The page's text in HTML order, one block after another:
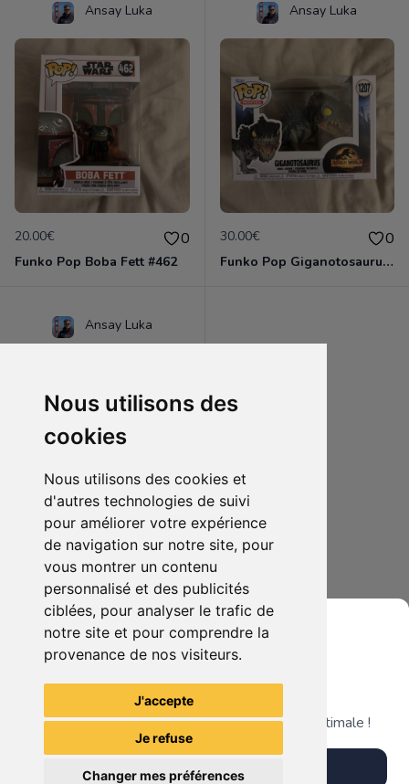
Nous utilisons des
cookies
Nous utilisons des cookies et
d'autres technologies de suivi
pour améliorer votre expérience
de navigation sur notre site, pour
vous montrer un contenu
personnalisé et des publicités
ciblées, pour analyser le trafic de
notre site et pour comprendre la
provenance de nos visiteurs.
J'accepte
Je refuse
Changer mes préférences
Ansay Luka
20.00€ 0
Funko Pop Boba Fett #462
Ansay Luka
30.00€ 0
Funko Pop Giganotosaurus #1207
Ansay Luka
45.00€ 0
Funko Pop Kyojuro Rengoku 9th form #1856
Voir tous les articles du vendeur
Grenier du Geek
Télécharge notre app pour une expérience optimale !
Télécharger l'app